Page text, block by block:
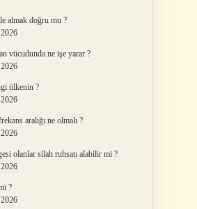
almak doğru mu ?
vücudunda ne işe yarar ?
ülkenin ?
aralığı ne olmalı ?
olanlar silah ruhsatı alabilir mi ?
?